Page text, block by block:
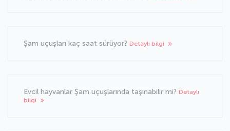
Şam uçuşları kaç saat sürüyor? Detaylı bilgi
Evcil hayvanlar Şam uçuşlarında taşınabilir mi? Detaylı
bilgi